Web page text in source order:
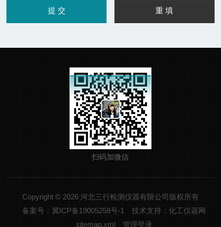
扫码加微信
Copyright © 2026 河北三行检测仪器有限公司版权所有
备案号：冀ICP备19005258号-1
技术支持：化工仪器网
sitemap.xml
管理登录